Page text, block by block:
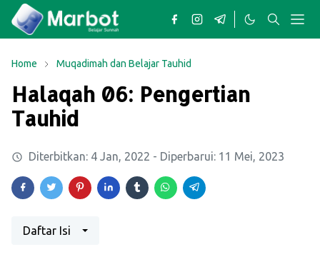
Home Muqadimah dan Belajar Tauhid
Halaqah 06: Pengertian
Tauhid
Diterbitkan: 4 Jan, 2022 - Diperbarui: 11 Mei, 2023
Daftar Isi